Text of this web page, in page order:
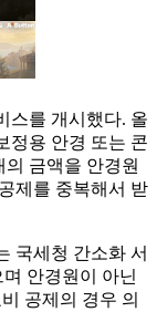
스를 개시했다. 올
정용 안경 또는 콘
의 금액을 안경원
제를 중복해서 받
국세청 간소화 서
안경원이 아닌
공제의 경우 의